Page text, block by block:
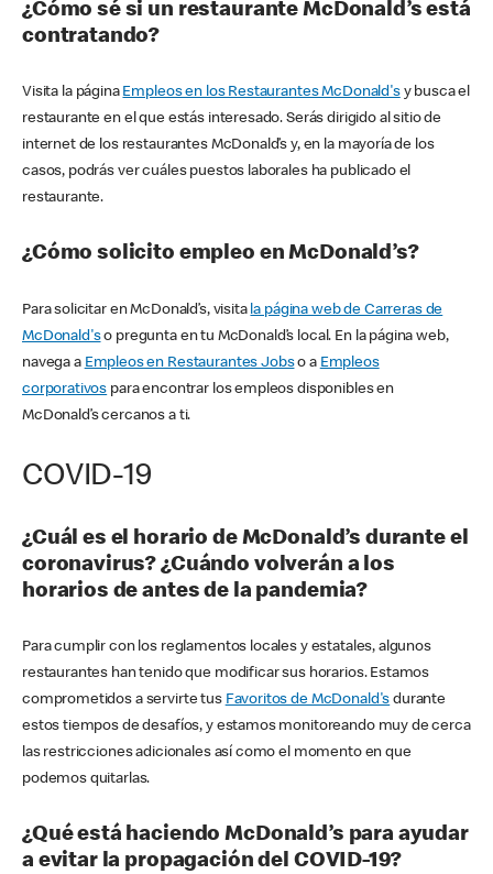
¿Cómo sé si un restaurante McDonald’s está
contratando?
Visita la página Empleos en los Restaurantes McDonald'sy busca el
restaurante en el que estás interesado. Serás dirigido al sitio de
internet de los restaurantes McDonald’s y, en la mayoría de los
casos, podrás ver cuáles puestos laborales ha publicado el
restaurante.
¿Cómo solicito empleo en McDonald’s?
Para solicitar en McDonald’s, visita la página web de Carreras de
McDonald'so pregunta en tu McDonald’s local. En la página web,
navega a Empleos en Restaurantes Jobso a Empleos
corporativos para encontrar los empleos disponibles en
McDonald’s cercanos a ti.
COVID-19
¿Cuál es el horario de McDonald’s durante el
coronavirus? ¿Cuándo volverán a los
horarios de antes de la pandemia?
Para cumplir con los reglamentos locales y estatales, algunos
restaurantes han tenido que modificar sus horarios. Estamos
comprometidos a servirte tus Favoritos de McDonald's durante
estos tiempos de desafíos, y estamos monitoreando muy de cerca
las restricciones adicionales así como el momento en que
podemos quitarlas.
¿Qué está haciendo McDonald’s para ayudar
a evitar la propagación del COVID-19?